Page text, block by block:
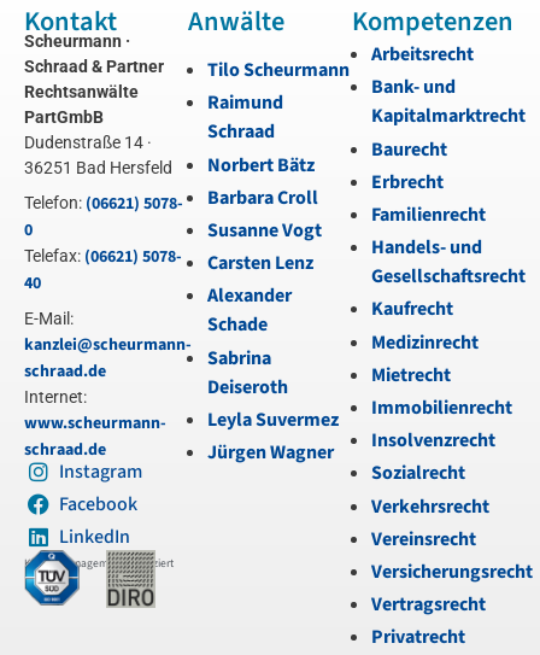
Kontakt
Scheurmann ·
Schraad & Partner
Rechtsanwälte
PartGmbB
Dudenstraße 14 ·
36251 Bad Hersfeld
Telefon: (06621) 5078-
0
Telefax: (06621) 5078-
40
E-Mail:
kanzlei@scheurmann-
schraad.de
Internet:
www.scheurmann-
schraad.de
Instagram
Facebook
LinkedIn
Kanzleimanagement zertifiziert
Anwälte
Tilo Scheurmann
Raimund
Schraad
Norbert Bätz
Barbara Croll
Susanne Vogt
Carsten Lenz
Alexander
Schade
Sabrina
Deiseroth
Leyla Suvermez
Jürgen Wagner
Kompetenzen
Arbeitsrecht
Bank- und
Kapitalmarktrecht
Baurecht
Erbrecht
Familienrecht
Handels- und
Gesellschaftsrecht
Kaufrecht
Medizinrecht
Mietrecht
Immobilienrecht
Insolvenzrecht
Sozialrecht
Verkehrsrecht
Vereinsrecht
Versicherungsrecht
Vertragsrecht
Privatrecht